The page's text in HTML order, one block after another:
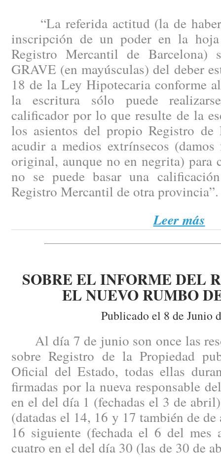
“La referida actitud (la de haber
inscripción de un poder en la
Registro Mercantil de Barcelona)
GRAVE (en mayúsculas) del deber
18 de la Ley Hipotecaria conforme
la escritura sólo puede
calificador por lo que resulte de la
los asientos del propio Registro de
acudir a medios extrínsecos
original, aunque no en negrita) para
no se puede basar una
Registro Mercantil de otra provincia”.
Leer más
SOBRE EL INFORME DEL
EL NUEVO RUMBO
Publicado el 8 de Junio
Al día 7 de junio son once las
sobre Registro de la Propiedad
Oficial del Estado, todas ellas
firmadas por la nueva responsable
en el del día 1 (fechadas el 3 de
(datadas el 14, 16 y 17 también de
16 siguiente (fechada el 6 del mes
cuatro en el del día 30 (las de 30 de